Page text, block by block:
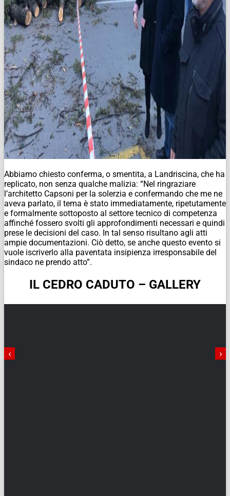
Abbiamo chiesto conferma, o smentita, a Landriscina, che ha
replicato, non senza qualche malizia: “Nel ringraziare
l’architetto Capsoni per la solerzia e confermando che me ne
aveva parlato, il tema è stato immediatamente, ripetutamente
e formalmente sottoposto al settore tecnico di competenza
affinché fossero svolti gli approfondimenti necessari e quindi
prese le decisioni del caso. In tal senso risultano agli atti
ampie documentazioni. Ciò detto, se anche questo evento si
vuole iscriverlo alla paventata insipienza irresponsabile del
sindaco ne prendo atto”.
IL CEDRO CADUTO – GALLERY
‹ ›